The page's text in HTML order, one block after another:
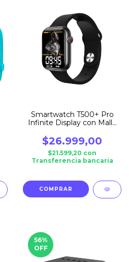
Smartwatch T500+ Pro
Infinite Display con Malla
$26.999,00
$21.599,20 con
Transferencia bancaria
56%
OFF